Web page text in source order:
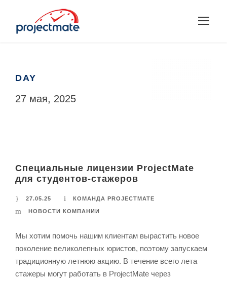
DAY
27 мая, 2025
Специальные лицензии ProjectMate
для студентов-стажеров
27.05.25 КОМАНДА PROJECTMATE
НОВОСТИ КОМПАНИИ
Мы хотим помочь нашим клиентам вырастить новое
поколение великолепных юристов, поэтому запускаем
традиционную летнюю акцию. В течение всего лета
стажеры могут работать в ProjectMate через